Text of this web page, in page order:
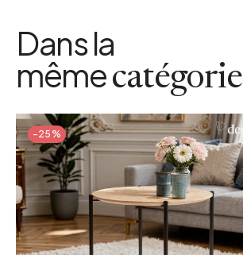
Dans la
mêmecatégorie
-25%